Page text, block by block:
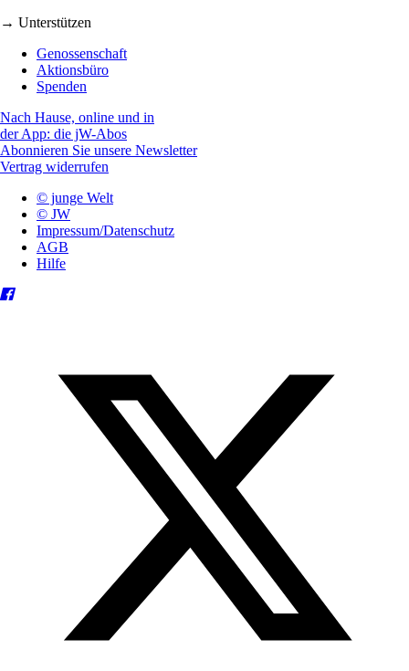
→ Unterstützen
Genossenschaft
Aktionsbüro
Spenden
Nach Hause, online und in
der App: die jW-Abos
Abonnieren Sie unsere Newsletter
Vertrag widerrufen
© junge Welt
© JW
Impressum/Datenschutz
AGB
Hilfe